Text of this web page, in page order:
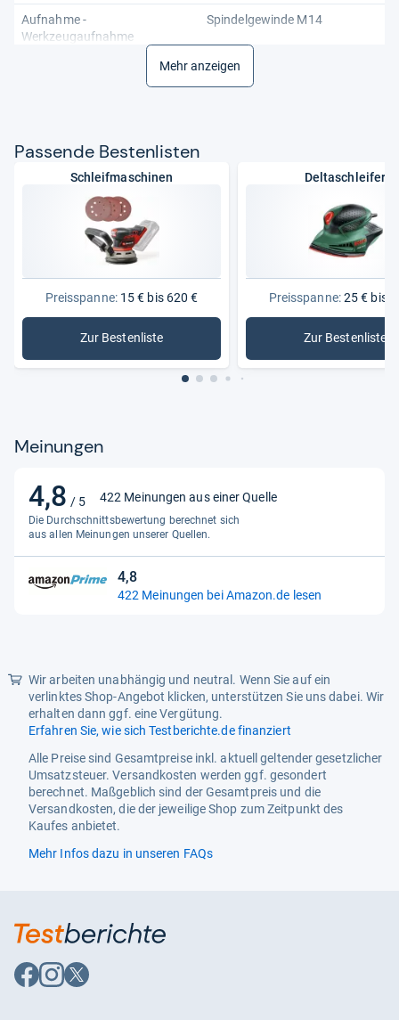
Aufnahme -
Werkzeugaufnahme
Spindelgewinde M14
95750850
Bezeichnungszusatz
CLP-Gefahrenpiktogramm
Produkt fällt nicht unter die
Funkanlagengesetzpflicht
Gewicht
Gewicht in g 1900
Hauptfarbe Blau
Produktart
Zubehör
Aufnahmeflansch,
Zweilochschlüssel,
Spannmutter
Mehr anzeigen
Pas­sende Bes­ten­lis­ten
Schleifmaschinen
Preisspanne:15 € bis 620 €
Zur Bestenliste: Schleifmaschinen
Deltaschleifer
Preisspanne:25 € bis
Zur Bestenliste
:
Meinungen
4,8 / 5
4,8
von
5
Sternen
422 Meinungen aus einer Quelle
Die Durchschnittsbewertung berechnet sich
aus allen Meinungen unserer Quellen.
4,8
4,8
von
422 Meinungen bei Amazon.de lesen
Wir arbeiten unabhängig und neutral. Wenn Sie auf ein
verlinktes Shop-Angebot klicken, unterstützen Sie uns dabei. Wir
erhalten dann ggf. eine Vergütung.
Erfahren Sie, wie sich Testberichte.de finanziert
Alle Preise sind Gesamtpreise inkl. aktuell geltender gesetzlicher
Umsatzsteuer. Versandkosten werden ggf. gesondert
berechnet. Maßgeblich sind der Gesamtpreis und die
Versandkosten, die der jeweilige Shop zum Zeitpunkt des
Kaufes anbietet.
Mehr Infos dazu in unseren FAQs
Auf
Facebook
Auf
Instagram
Auf
X